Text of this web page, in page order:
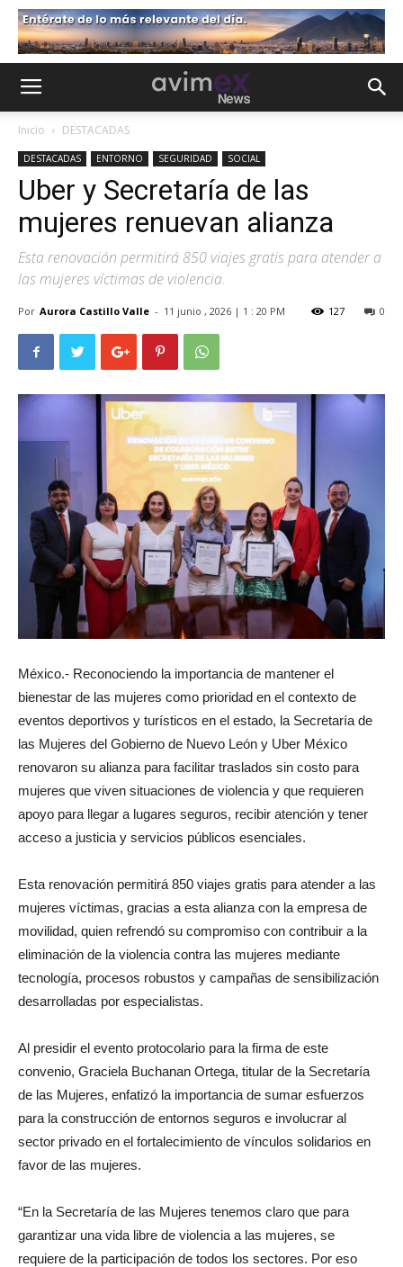
Inicio DESTACADAS
DESTACADAS ENTORNO SEGURIDAD SOCIAL
Uber y Secretaría de las
mujeres renuevan alianza
Esta renovación permitirá 850 viajes gratis para atender a
las mujeres víctimas de violencia.
Por Aurora Castillo Valle - 11 junio , 2026 | 1 : 20 PM 0
127
México.- Reconociendo la importancia de mantener el
bienestar de las mujeres como prioridad en el contexto de
eventos deportivos y turísticos en el estado, la Secretaría de
las Mujeres del Gobierno de Nuevo León y Uber México
renovaron su alianza para facilitar traslados sin costo para
mujeres que viven situaciones de violencia y que requieren
apoyo para llegar a lugares seguros, recibir atención y tener
acceso a justicia y servicios públicos esenciales.
Esta renovación permitirá 850 viajes gratis para atender a las
mujeres víctimas, gracias a esta alianza con la empresa de
movilidad, quien refrendó su compromiso con contribuir a la
eliminación de la violencia contra las mujeres mediante
tecnología, procesos robustos y campañas de sensibilización
desarrolladas por especialistas.
Al presidir el evento protocolario para la firma de este
convenio, Graciela Buchanan Ortega, titular de la Secretaría
de las Mujeres, enfatizó la importancia de sumar esfuerzos
para la construcción de entornos seguros e involucrar al
sector privado en el fortalecimiento de vínculos solidarios en
favor de las mujeres.
“En la Secretaría de las Mujeres tenemos claro que para
garantizar una vida libre de violencia a las mujeres, se
requiere de la participación de todos los sectores. Por eso